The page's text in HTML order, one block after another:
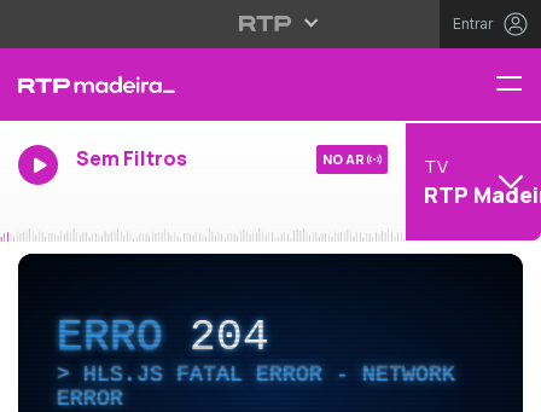
Entrar
Sem Filtros NO AR TV
RTP
ERRO204
HLS.JS FATAL ERROR - NETWORK
ERROR